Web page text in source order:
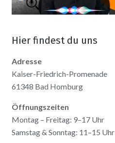
Hier findest du uns
Adresse
Kaiser-Friedrich-Promenade
61348 Bad Homburg
Öffnungszeiten
Montag – Freitag: 9–17 Uhr
Samstag & Sonntag: 11–15 Uhr